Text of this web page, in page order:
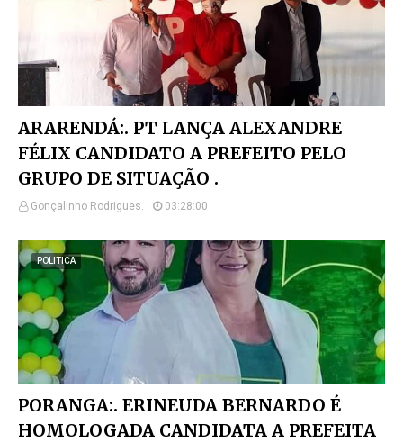
ARARENDÁ:. PT LANÇA ALEXANDRE
FÉLIX CANDIDATO A PREFEITO PELO
GRUPO DE SITUAÇÃO .
Gonçalinho Rodrigues. 03:28:00
POLITICA
PORANGA:. ERINEUDA BERNARDO É
HOMOLOGADA CANDIDATA A PREFEITA